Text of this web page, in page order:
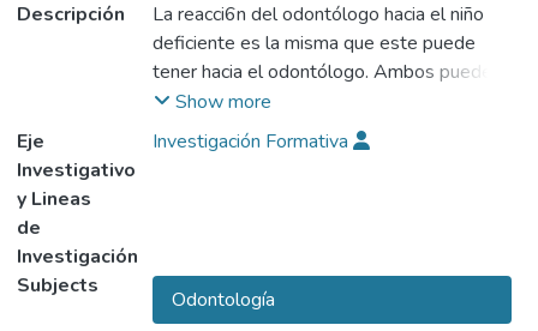
Descripción
La reacci6n del odontólogo hacia el niño
deficiente es la misma que este puede
tener hacia el odontólogo. Ambos pueden
sentir un nivel de ansiedad incrementado.
Debemos tener en cuenta los principios de
la conducta al tratar a estos niños
El niño minusválido tiene un defecto mental,
emocional que interfiere con su habilidad en
Show more
Eje
Investigativo
y Lineas
de
Investigación
Investigación Formativa
Subjects
Odontología